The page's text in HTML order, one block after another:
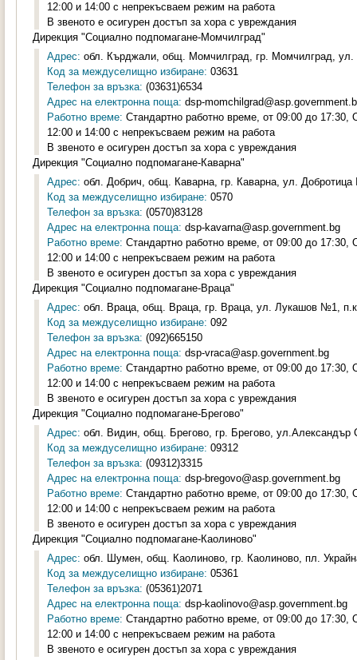
12:00 и 14:00 с непрекъсваем режим на работа
В звеното е осигурен достъп за хора с увреждания
Дирекция "Социално подпомагане-Момчилград"
Адрес: обл. Кърджали, общ. Момчилград, гр. Момчилград,
Код за междуселищно избиране: 03631
Телефон за връзка: (03631)6534
Адрес на електронна поща: dsp-
Работно време: Стандартно работно време, от 09:00 до
12:00 и 14:00 с непрекъсваем режим на работа
В звеното е осигурен достъп за хора с увреждания
Дирекция "Социално подпомагане-Каварна"
Адрес: обл. Добрич, общ. Каварна, гр. Каварна, ул.
Код за междуселищно избиране: 0570
Телефон за връзка: (0570)83128
Адрес на електронна поща: dsp-kavarna@asp.government.bg
Работно време: Стандартно работно време, от 09:00 до
12:00 и 14:00 с непрекъсваем режим на работа
В звеното е осигурен достъп за хора с увреждания
Дирекция "Социално подпомагане-Враца"
Адрес: обл. Враца, общ. Враца, гр. Враца, ул. Лукашов №1,
Код за междуселищно избиране: 092
Телефон за връзка: (092)665150
Адрес на електронна поща: dsp-vraca@asp.government.bg
Работно време: Стандартно работно време, от 09:00 до
12:00 и 14:00 с непрекъсваем режим на работа
В звеното е осигурен достъп за хора с увреждания
Дирекция "Социално подпомагане-Брегово"
Адрес: обл. Видин, общ. Брегово, гр. Брегово,
Код за междуселищно избиране: 09312
Телефон за връзка: (09312)3315
Адрес на електронна поща: dsp-bregovo@asp.government.bg
Работно време: Стандартно работно време, от 09:00 до
12:00 и 14:00 с непрекъсваем режим на работа
В звеното е осигурен достъп за хора с увреждания
Дирекция "Социално подпомагане-Каолиново"
Адрес: обл. Шумен, общ. Каолиново, гр. Каолиново, пл.
Код за междуселищно избиране: 05361
Телефон за връзка: (05361)2071
Адрес на електронна поща: dsp-kaolinovo@asp.government.bg
Работно време: Стандартно работно време, от 09:00 до
12:00 и 14:00 с непрекъсваем режим на работа
В звеното е осигурен достъп за хора с увреждания